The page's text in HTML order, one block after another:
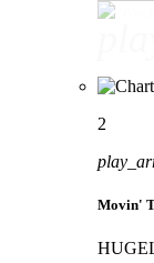
2
Movin'